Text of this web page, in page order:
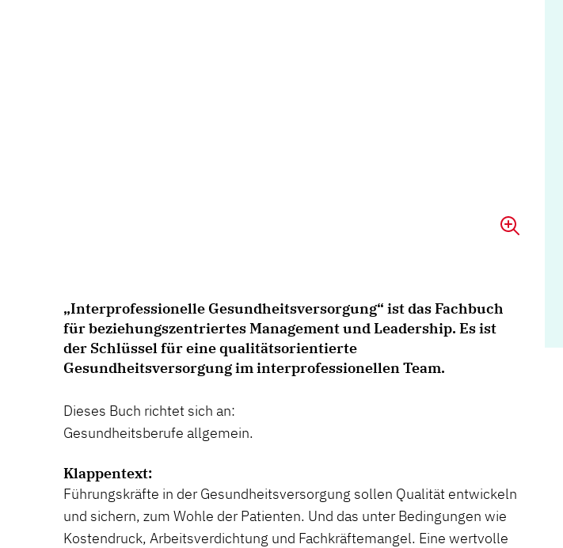
„Interprofessionelle Gesundheitsversorgung“ ist das Fachbuch
für beziehungszentriertes Management und Leadership. Es ist
der Schlüssel für eine qualitätsorientierte
Gesundheitsversorgung im interprofessionellen Team.
Dieses Buch richtet sich an:
Gesundheitsberufe allgemein.
Klappentext:
Führungskräfte in der Gesundheitsversorgung sollen Qualität entwickeln
und sichern, zum Wohle der Patienten. Und das unter Bedingungen wie
Kostendruck, Arbeitsverdichtung und Fachkräftemangel. Eine wertvolle